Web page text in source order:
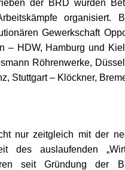
der BRD wurden
organisiert.
Gewerkschaft
– HDW, Hamburg und
Röhrenwerke,
Stuttgart – Klöckner,
nur zeitgleich mit der
auslaufenden
seit Gründung der